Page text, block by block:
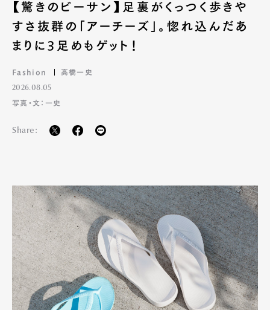
【驚きのビーサン】足裏がくっつく歩きや
すさ抜群の「アーチーズ」。惚れ込んだあ
まりに3足めもゲット！
Fashion 高橋一史
2026.08.05
写真・文：一史
Share: